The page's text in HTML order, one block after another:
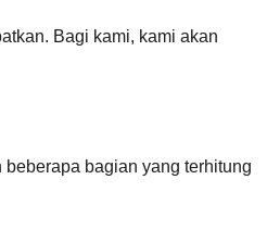
Bagi kami, kami akan
bagian yang terhitung